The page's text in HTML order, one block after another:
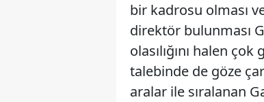
bir kadrosu olması
direktör bulunması
olasılığını halen
talebinde de göze
aralar ile sıralanan